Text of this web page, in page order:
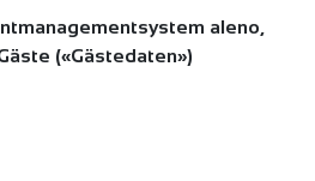
aleno,
(«Gästedaten»)